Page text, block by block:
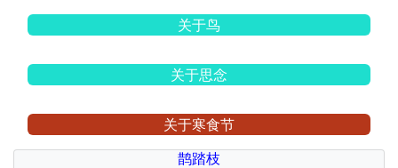
关于鸟
关于思念
关于寒食节
鹊踏枝